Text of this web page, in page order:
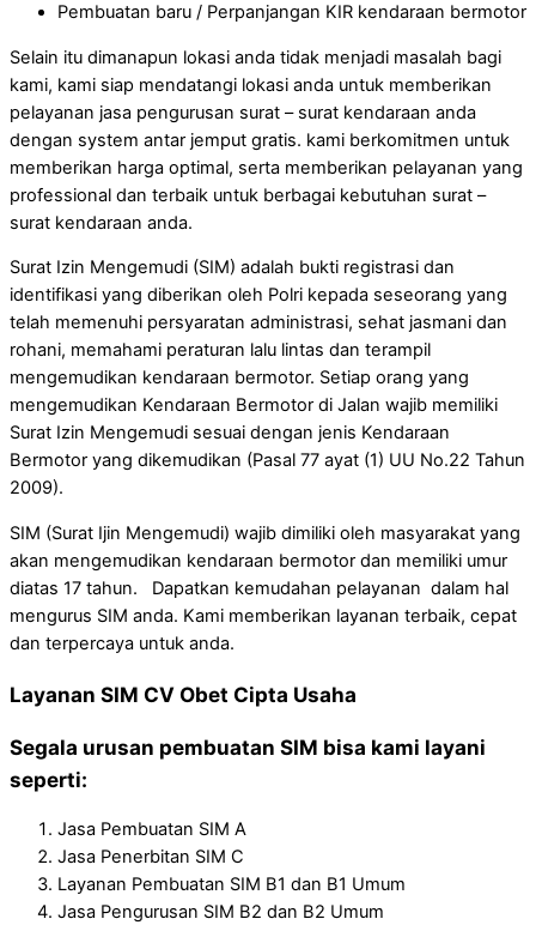
Pembuatan baru / Perpanjangan KIR kendaraan bermotor
Selain itu dimanapun lokasi anda tidak menjadi masalah bagi
kami, kami siap mendatangi lokasi anda untuk memberikan
pelayanan jasa pengurusan surat – surat kendaraan anda
dengan system antar jemput gratis. kami berkomitmen untuk
memberikan harga optimal, serta memberikan pelayanan yang
professional dan terbaik untuk berbagai kebutuhan surat –
surat kendaraan anda.
Surat Izin Mengemudi (SIM) adalah bukti registrasi dan
identifikasi yang diberikan oleh Polri kepada seseorang yang
telah memenuhi persyaratan administrasi, sehat jasmani dan
rohani, memahami peraturan lalu lintas dan terampil
mengemudikan kendaraan bermotor. Setiap orang yang
mengemudikan Kendaraan Bermotor di Jalan wajib memiliki
Surat Izin Mengemudi sesuai dengan jenis Kendaraan
Bermotor yang dikemudikan (Pasal 77 ayat (1) UU No.22 Tahun
2009).
SIM (Surat Ijin Mengemudi) wajib dimiliki oleh masyarakat yang
akan mengemudikan kendaraan bermotor dan memiliki umur
diatas 17 tahun. Dapatkan kemudahan pelayanan dalam hal
mengurus SIM anda. Kami memberikan layanan terbaik, cepat
dan terpercaya untuk anda.
Layanan SIM CV Obet Cipta Usaha
Segala urusan pembuatan SIM bisa kami layani
seperti:
Jasa Pembuatan SIM A
Jasa Penerbitan SIM C
Layanan Pembuatan SIM B1 dan B1 Umum
Jasa Pengurusan SIM B2 dan B2 Umum